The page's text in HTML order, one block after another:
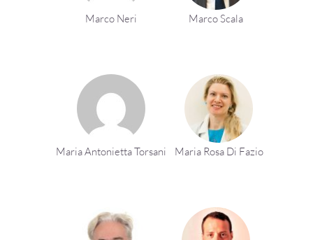
Marco Neri Marco Scala
Maria Antonietta Torsani Maria Rosa Di Fazio